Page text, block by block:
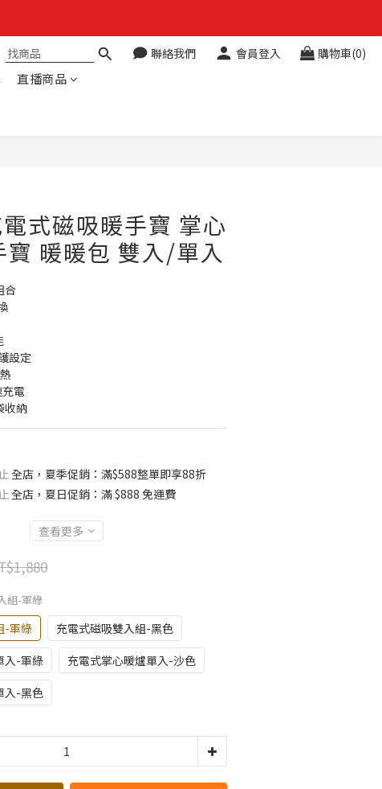
聯絡我們 會員登入 購物車(0)
直播商品
式磁吸暖手寶 掌心
寶 暖暖包 雙入/單入
合
設定
電
收納
全店，夏季促銷：滿$588整單即享88折
全店，夏日促銷：滿 $888 免運費
查看更多
組-軍綠
-軍綠
充電式磁吸雙入組-黑色
入-軍綠
充電式掌心暖爐單入-沙色
入-黑色